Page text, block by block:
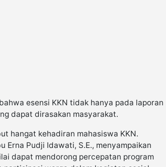
esensi KKN tidak hanya pada laporan
dapat dirasakan masyarakat.
hangat kehadiran mahasiswa KKN.
Erna Pudji Idawati, S.E., menyampaikan
dapat mendorong percepatan program